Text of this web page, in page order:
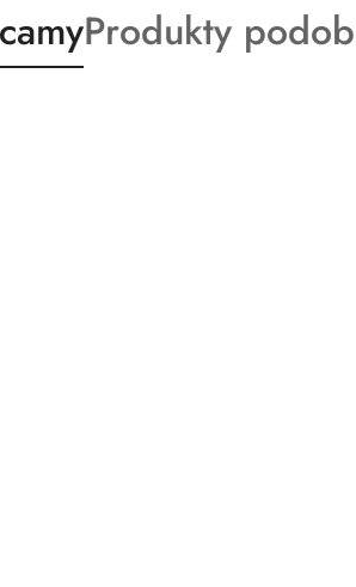
Produkty
o
Produkty